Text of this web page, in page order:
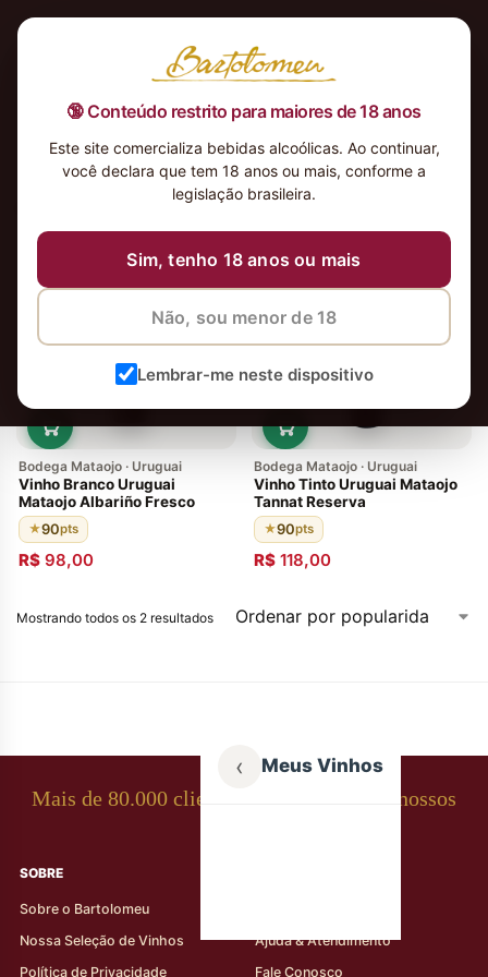
🔞 Conteúdo restrito para maiores de 18 anos
Este site comercializa bebidas alcoólicas. Ao continuar,
você declara que tem 18 anos ou mais, conforme a
legislação brasileira.
Sim, tenho 18 anos ou mais
Não, sou menor de 18
Lembrar-me neste dispositivo
Bodega Mataojo · Uruguai
Vinho Branco Uruguai
Mataojo Albariño Fresco
★90pts
R$ 98,00
Bodega Mataojo · Uruguai
Vinho Tinto Uruguai Mataojo
Tannat Reserva
★90pts
R$ 118,00
Mostrando todos os 2 resultados
‹ Meus Vinhos
Mais de 80.000 clientes apaixonados por nossos
SOBRE
Sobre o Bartolomeu
Nossa Seleção de Vinhos
Política de Privacidade
Ajuda & Atendimento
Fale Conosco